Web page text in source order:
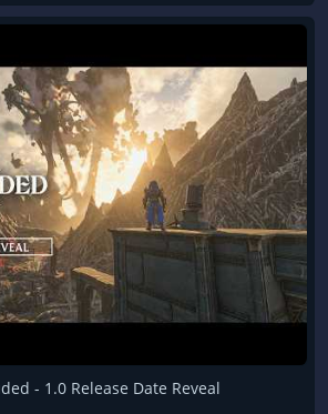
- 1.0 Release Date Reveal